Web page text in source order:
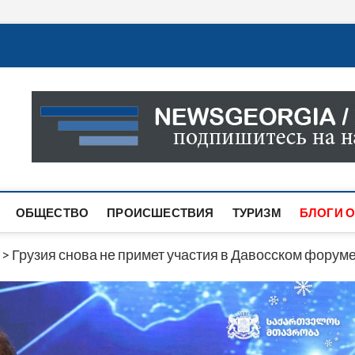
Новости Грузии
САМАЯ АКТУАЛЬНАЯ ИНФОРМАЦИЯ О СОБЫТИЯХ
САЙТЕ ВЫ НАЙДЕТЕ НОВОСТИ ПОЛИТИКИ,
ОБЩЕСТВО ПРОИСШЕСТВИЯ ТУРИЗМ БЛОГИ
> Грузия снова не примет участия в Давосском